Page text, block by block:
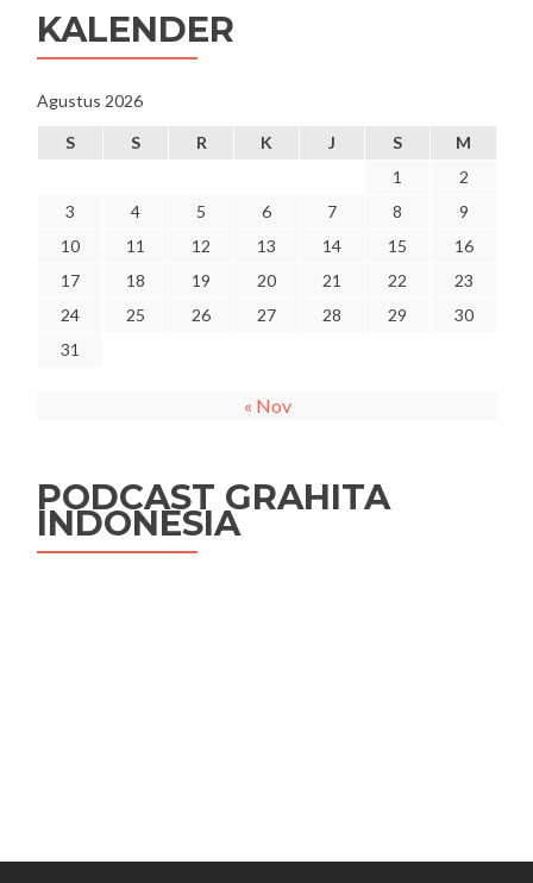
KALENDER
Agustus 2026
S S R K J S
M
1
2
3
4 5 6 7 8
9
10
11 12 13 14 15
16
17
18 19 20 21 22
23
24
25 26 27 28 29
30
31
« Nov
PODCAST GRAHITA
INDONESIA